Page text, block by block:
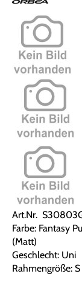
Art.Nr.
Farbe: Fantasy
(Matt)
Geschlecht: Uni
Rahmengröße: S